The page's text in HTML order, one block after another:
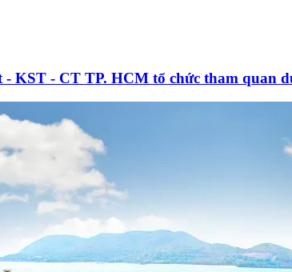
- KST - CT TP. HCM tổ chức tham quan